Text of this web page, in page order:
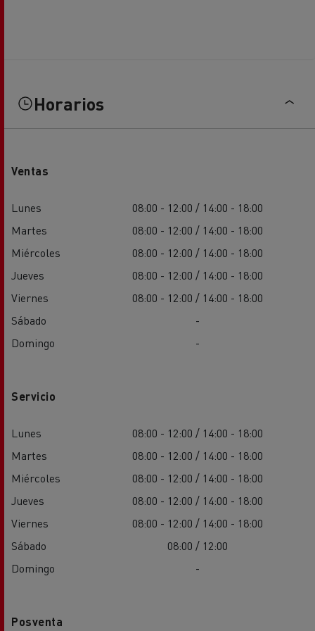
Horarios
Ventas
Lunes
08:00 - 12:00 / 14:00 - 18:00
Martes
08:00 - 12:00 / 14:00 - 18:00
Miércoles
08:00 - 12:00 / 14:00 - 18:00
Jueves
08:00 - 12:00 / 14:00 - 18:00
Viernes
08:00 - 12:00 / 14:00 - 18:00
Sábado
-
Domingo
-
Servicio
Lunes
08:00 - 12:00 / 14:00 - 18:00
Martes
08:00 - 12:00 / 14:00 - 18:00
Miércoles
08:00 - 12:00 / 14:00 - 18:00
Jueves
08:00 - 12:00 / 14:00 - 18:00
Viernes
08:00 - 12:00 / 14:00 - 18:00
Sábado
08:00 / 12:00
Domingo
-
Posventa